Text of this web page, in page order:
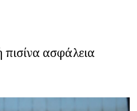
πισίνα ασφάλεια